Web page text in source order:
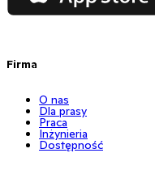
Firma
O nas
Dla prasy
Praca
Inżynieria
Dostępność